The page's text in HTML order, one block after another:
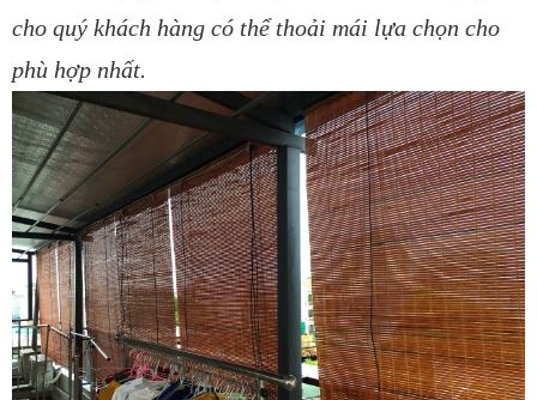
cho quý khách hàng có thể thoải mái lựa chọn cho
phù hợp nhất.